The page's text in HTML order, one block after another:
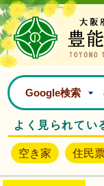
Google検索
よく見られてい
空き家 住民